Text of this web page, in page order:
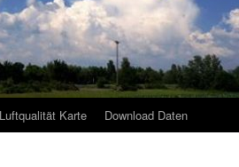
Luftqualität Karte Download Daten